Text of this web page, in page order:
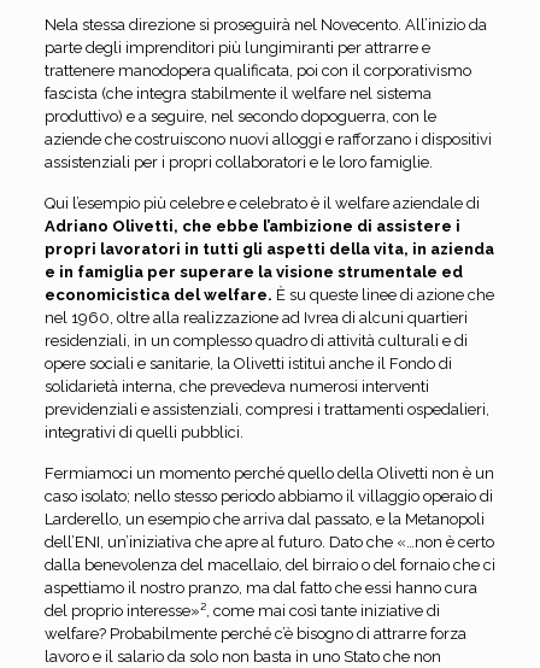
Nela stessa direzione si proseguirà nel Novecento. All’inizio da
parte degli imprenditori più lungimiranti per attrarre e
trattenere manodopera qualificata, poi con il corporativismo
fascista (che integra stabilmente il welfare nel sistema
produttivo) e a seguire, nel secondo dopoguerra, con le
aziende che costruiscono nuovi alloggi e rafforzano i dispositivi
assistenziali per i propri collaboratori e le loro famiglie.
Qui l’esempio più celebre e celebrato è il welfare aziendale di
Adriano Olivetti, che ebbe l’ambizione di assistere i
propri lavoratori in tutti gli aspetti della vita, in azienda
e in famiglia per superare la visione strumentale ed
economicistica del welfare. È su queste linee di azione che
nel 1960, oltre alla realizzazione ad Ivrea di alcuni quartieri
residenziali, in un complesso quadro di attività culturali e di
opere sociali e sanitarie, la Olivetti istituì anche il Fondo di
solidarietà interna, che prevedeva numerosi interventi
previdenziali e assistenziali, compresi i trattamenti ospedalieri,
integrativi di quelli pubblici.
Fermiamoci un momento perché quello della Olivetti non è un
caso isolato; nello stesso periodo abbiamo il villaggio operaio di
Larderello, un esempio che arriva dal passato, e la Metanopoli
dell’ENI, un’iniziativa che apre al futuro. Dato che «…non è certo
dalla benevolenza del macellaio, del birraio o del fornaio che ci
aspettiamo il nostro pranzo, ma dal fatto che essi hanno cura
del proprio interesse»², come mai così tante iniziative di
welfare? Probabilmente perché c’è bisogno di attrarre forza
lavoro e il salario da solo non basta in uno Stato che non